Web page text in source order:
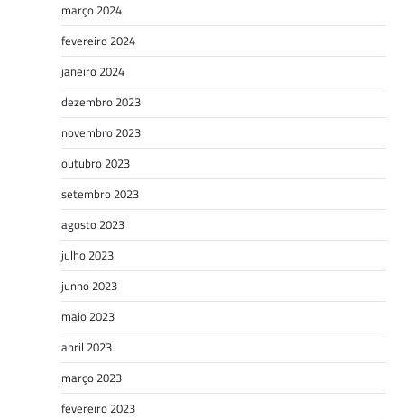
março 2024
fevereiro 2024
janeiro 2024
dezembro 2023
novembro 2023
outubro 2023
setembro 2023
agosto 2023
julho 2023
junho 2023
maio 2023
abril 2023
março 2023
fevereiro 2023